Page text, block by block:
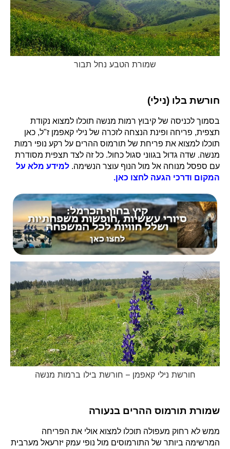
שמורת הטבע נחל תבור
חורשת בלו (נילי)
בסמוך לכניסה של קיבוץ רמות מנשה תוכלו למצוא נקודת
תצפית, פריחה ופינת הנצחה לזכרה של נילי קאפמן ז"ל, כאן
תוכלו למצוא את פריחת של תורמוס ההרים על רקע נופי רמות
מנשה. שדה גדול בגווני סגול כחול. כל זה לצד תצפית מסודרת
עם ספסל מנוחה אל מול הנוף עוצר הנשימה. למידע מלא על
המקום ודרכי הגעה לחצו כאן.
חורשת נילי קאפמן – חורשת בילו ברמות מנשה
שמורת תורמוס ההרים בנעורה
ממש לא רחוק מעפולה תוכלו למצוא אולי את הפריחה
המרשימה ביותר של התורמוסים מול נופי עמק יזרעאל מערבית